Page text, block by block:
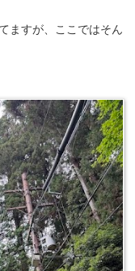
ますが、ここではそん